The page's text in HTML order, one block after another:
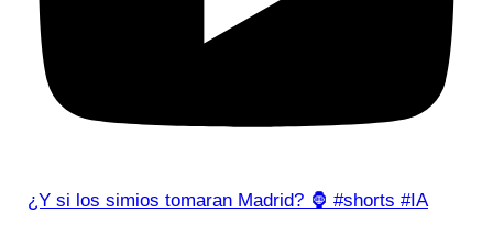
¿Y si los simios tomaran Madrid? 🦍 #shorts #IA